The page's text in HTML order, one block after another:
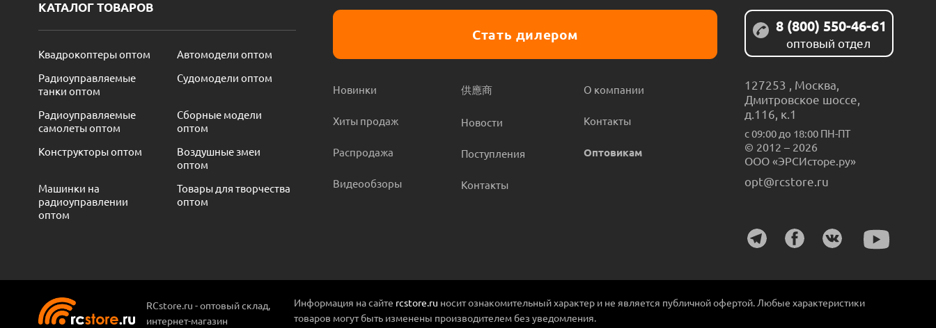
КАТАЛОГ ТОВАРОВ
Квадрокоптеры оптом
Автомодели оптом
Радиоуправляемые
танки оптом
Судомодели оптом
Радиоуправляемые
самолеты оптом
Сборные модели
оптом
Конструкторы оптом
Воздушные змеи
оптом
Машинки на
радиоуправлении
оптом
Товары для творчества
оптом
Стать дилером
Новинки
Хиты продаж
Распродажа
Видеообзоры
供應商
Новости
Поступления
Контакты
О компании
Контакты
Оптовикам
8 (800) 550-46-61
оптовый отдел
127253 , Москва,
Дмитровское шоссе,
д.116, к.1
с 09:00 до 18:00 ПН-ПТ
© 2012 – 2026
ООО «ЭРСИсторе.ру»
opt@rcstore.ru
RCstore.ru - оптовый склад,
интернет-магазин
Информация на сайте rcstore.ru носит ознакомительный характер и не является публичной офертой. Любые характеристики
товаров могут быть изменены производителем без уведомления.